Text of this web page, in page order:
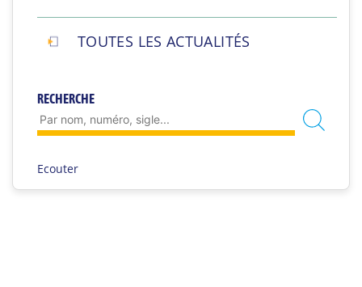
TOUTES LES ACTUALITÉS
RECHERCHE
Ecouter